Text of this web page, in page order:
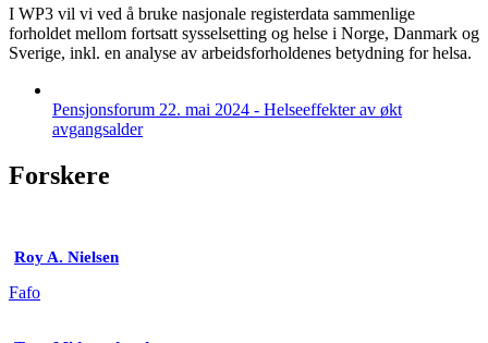
I WP3 vil vi ved å bruke nasjonale registerdata sammenlige
forholdet mellom fortsatt sysselsetting og helse i Norge, Danmark og
Sverige, inkl. en analyse av arbeidsforholdenes betydning for helsa.
Pensjonsforum 22. mai 2024 - Helseeffekter av økt
avgangsalder
Forskere
Roy A. Nielsen
Fafo